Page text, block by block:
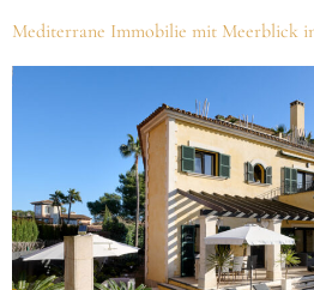
Mediterrane Immobilie mit Meerblick in